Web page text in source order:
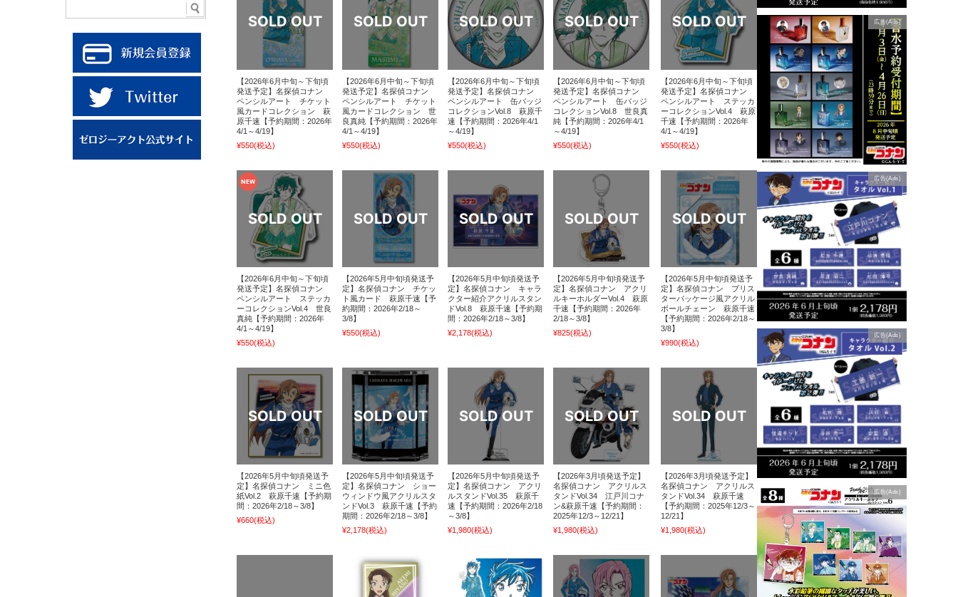
広告(Ads)
広告(Ads)
広告(Ads)
広告(Ads)
【2026年6月中旬～下旬頃
発送予定】名探偵コナン
ペンシルアート チケット
風カードコレクション 萩
原千速【予約期間：2026年
4/1～4/19】
¥550(税込)
【2026年6月中旬～下旬頃
発送予定】名探偵コナン
ペンシルアート チケット
風カードコレクション 世
良真純【予約期間：2026年
4/1～4/19】
¥550(税込)
【2026年6月中旬～下旬頃
発送予定】名探偵コナン
ペンシルアート 缶バッジ
コレクションVol.8 萩原千
速【予約期間：2026年4/1
～4/19】
¥550(税込)
【2026年6月中旬～下旬頃
発送予定】名探偵コナン
ペンシルアート 缶バッジ
コレクションVol.8 世良真
純【予約期間：2026年4/1
～4/19】
¥550(税込)
【2026年6月中旬～下旬頃
発送予定】名探偵コナン
ペンシルアート ステッカ
ーコレクションVol.4 萩原
千速【予約期間：2026年
4/1～4/19】
¥550(税込)
【2026年6月中旬～下旬頃
発送予定】名探偵コナン
ペンシルアート ステッカ
ーコレクションVol.4 世良
真純【予約期間：2026年
4/1～4/19】
¥550(税込)
【2026年5月中旬頃発送予
定】名探偵コナン チケッ
ト風カード 萩原千速【予
約期間：2026年2/18～
3/8】
¥550(税込)
【2026年5月中旬頃発送予
定】名探偵コナン キャラ
クター紹介アクリルスタン
ドVol.8 萩原千速【予約期
間：2026年2/18～3/8】
¥2,178(税込)
【2026年5月中旬頃発送予
定】名探偵コナン アクリ
ルキーホルダーVol.4 萩原
千速【予約期間：2026年
2/18～3/8】
¥825(税込)
【2026年5月中旬頃発送予
定】名探偵コナン ブリス
ターパッケージ風アクリル
ボールチェーン 萩原千速
【予約期間：2026年2/18～
3/8】
¥990(税込)
【2026年5月中旬頃発送予
定】名探偵コナン ミニ色
紙Vol.2 萩原千速【予約期
間：2026年2/18～3/8】
¥660(税込)
【2026年5月中旬頃発送予
定】名探偵コナン ショー
ウィンドウ風アクリルスタ
ンドVol.3 萩原千速【予約
期間：2026年2/18～3/8】
¥2,178(税込)
【2026年5月中旬頃発送予
定】名探偵コナン アクリ
ルスタンドVol.35 萩原千
速【予約期間：2026年2/18
～3/8】
¥1,980(税込)
【2026年3月頃発送予定】
名探偵コナン アクリルス
タンドVol.34 江戸川コナ
ン&萩原千速【予約期間：
2025年12/3～12/21】
¥1,980(税込)
【2026年3月頃発送予定】
名探偵コナン アクリルス
タンドVol.34 萩原千速
【予約期間：2025年12/3～
12/21】
¥1,980(税込)